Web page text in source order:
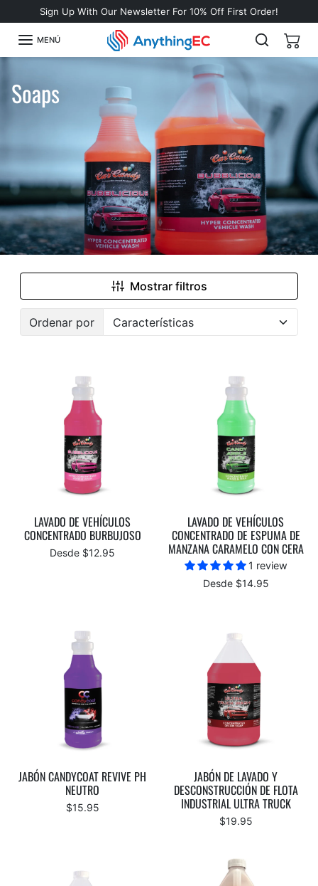
Omitir al contenido
Sign Up With Our Newsletter For 10% Off First Order!
MENÚ
Soaps
Mostrar filtros
Ordenar por
LAVADO DE VEHÍCULOS
CONCENTRADO BURBUJOSO
Desde $12.95
LAVADO DE VEHÍCULOS
CONCENTRADO DE ESPUMA DE
MANZANA CARAMELO CON CERA
1 review
Desde $14.95
JABÓN CANDYCOAT REVIVE PH
NEUTRO
$15.95
JABÓN DE LAVADO Y
DESCONSTRUCCIÓN DE FLOTA
INDUSTRIAL ULTRA TRUCK
$19.95